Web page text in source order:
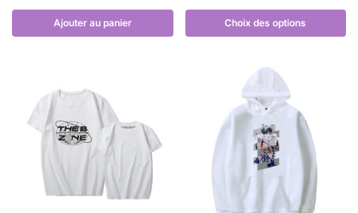
Ajouter au panier Choix des options